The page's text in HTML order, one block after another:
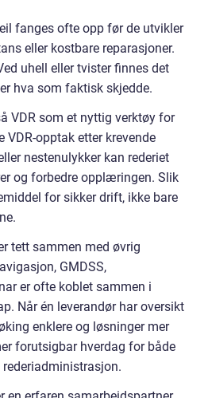
fanges ofte opp før de utvikler
eller kostbare reparasjoner.
uhell eller tvister finnes det
hva som faktisk skjedde.
VDR som et nyttig verktøy for
VDR-opptak etter krevende
nestenulykker kan rederiet
og forbedre opplæringen. Slik
for sikker drift, ikke bare
tett sammen med øvrig
GMDSS,
er ofte koblet sammen i
Når én leverandør har oversikt
enklere og løsninger mer
forutsigbar hverdag for både